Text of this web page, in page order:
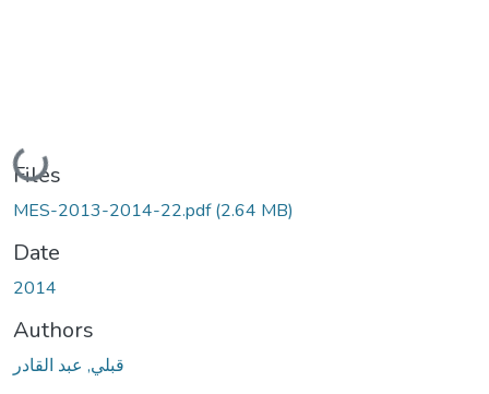
Loading...
Files
MES-2013-2014-22.pdf(2.64 MB)
Date
2014
Authors
قبلي, عبد القادر